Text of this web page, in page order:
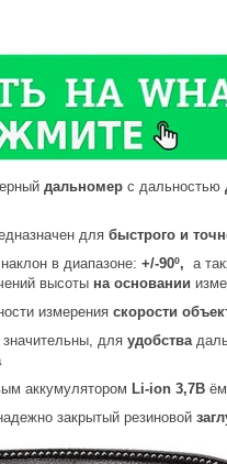
дальномер с дальностью
для быстрого и
в диапазоне: +/-90º, а
высоты на основании
измерения скорости
значительны, для удобства
аккумулятором Li-ion 3,7В
закрытый резиновой